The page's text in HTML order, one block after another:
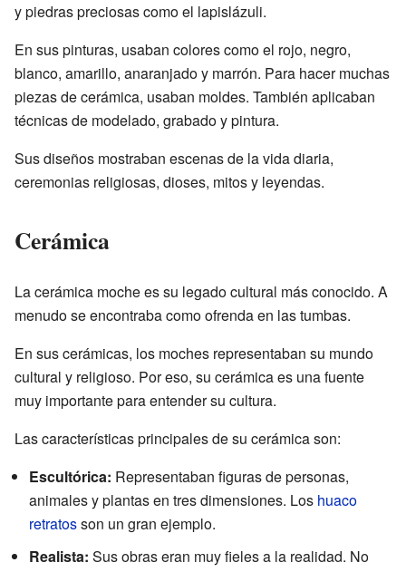
y piedras preciosas como el lapislázuli.
En sus pinturas, usaban colores como el rojo, negro,
blanco, amarillo, anaranjado y marrón. Para hacer muchas
piezas de cerámica, usaban moldes. También aplicaban
técnicas de modelado, grabado y pintura.
Sus diseños mostraban escenas de la vida diaria,
ceremonias religiosas, dioses, mitos y leyendas.
Cerámica
La cerámica moche es su legado cultural más conocido. A
menudo se encontraba como ofrenda en las tumbas.
En sus cerámicas, los moches representaban su mundo
cultural y religioso. Por eso, su cerámica es una fuente
muy importante para entender su cultura.
Las características principales de su cerámica son:
Escultórica: Representaban figuras de personas,
animales y plantas en tres dimensiones. Los huaco
retratosson un gran ejemplo.
Realista: Sus obras eran muy fieles a la realidad. No